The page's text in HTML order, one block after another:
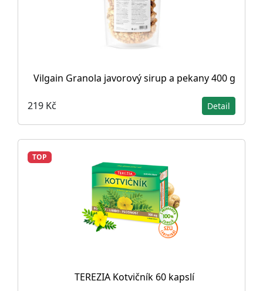
Vilgain Granola javorový sirup a pekany 400 g
219 Kč Detail
TOP
TEREZIA Kotvičník 60 kapslí